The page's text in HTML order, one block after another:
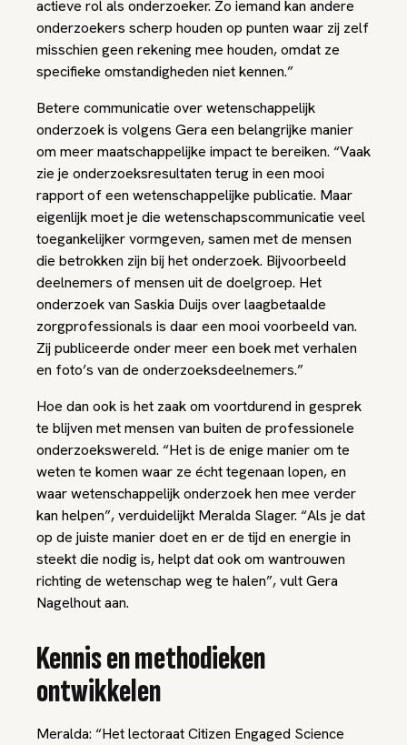
actieve rol als onderzoeker. Zo iemand kan andere
onderzoekers scherp houden op punten waar zij zelf
misschien geen rekening mee houden, omdat ze
specifieke omstandigheden niet kennen.”
Betere communicatie over wetenschappelijk
onderzoek is volgens Gera een belangrijke manier
om meer maatschappelijke impact te bereiken. “Vaak
zie je onderzoeksresultaten terug in een mooi
rapport of een wetenschappelijke publicatie. Maar
eigenlijk moet je die wetenschapscommunicatie veel
toegankelijker vormgeven, samen met de mensen
die betrokken zijn bij het onderzoek. Bijvoorbeeld
deelnemers of mensen uit de doelgroep. Het
onderzoek van Saskia Duijs over laagbetaalde
zorgprofessionals is daar een mooi voorbeeld van.
Zij publiceerde onder meer een boek met verhalen
en foto’s van de onderzoeksdeelnemers.”
Hoe dan ook is het zaak om voortdurend in gesprek
te blijven met mensen van buiten de professionele
onderzoekswereld. “Het is de enige manier om te
weten te komen waar ze écht tegenaan lopen, en
waar wetenschappelijk onderzoek hen mee verder
kan helpen”, verduidelijkt Meralda Slager. “Als je dat
op de juiste manier doet en er de tijd en energie in
steekt die nodig is, helpt dat ook om wantrouwen
richting de wetenschap weg te halen”, vult Gera
Nagelhout aan.
Kennis en methodieken
ontwikkelen
Meralda: “Het lectoraat Citizen Engaged Science